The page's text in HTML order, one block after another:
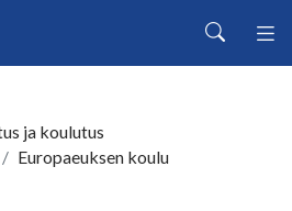
Haku
ja koulutus
Europaeuksen koulu